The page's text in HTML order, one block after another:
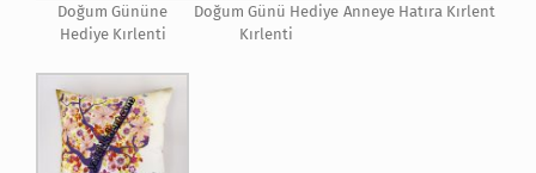
Doğum Gününe
Hediye Kırlenti
Doğum Günü Hediye
Kırlenti
Anneye Hatıra Kırlent